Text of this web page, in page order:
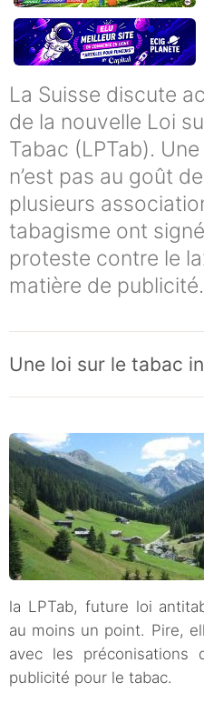
La Suisse discute
de la nouvelle Loi
Tabac (LPTab).
n’est pas au goût
plusieurs
tabagisme ont
proteste contre le
matière de publicité.
Une loi sur le tabac
la LPTab, future loi
au moins un point. Pire,
avec les préconisations
publicité pour le tabac.